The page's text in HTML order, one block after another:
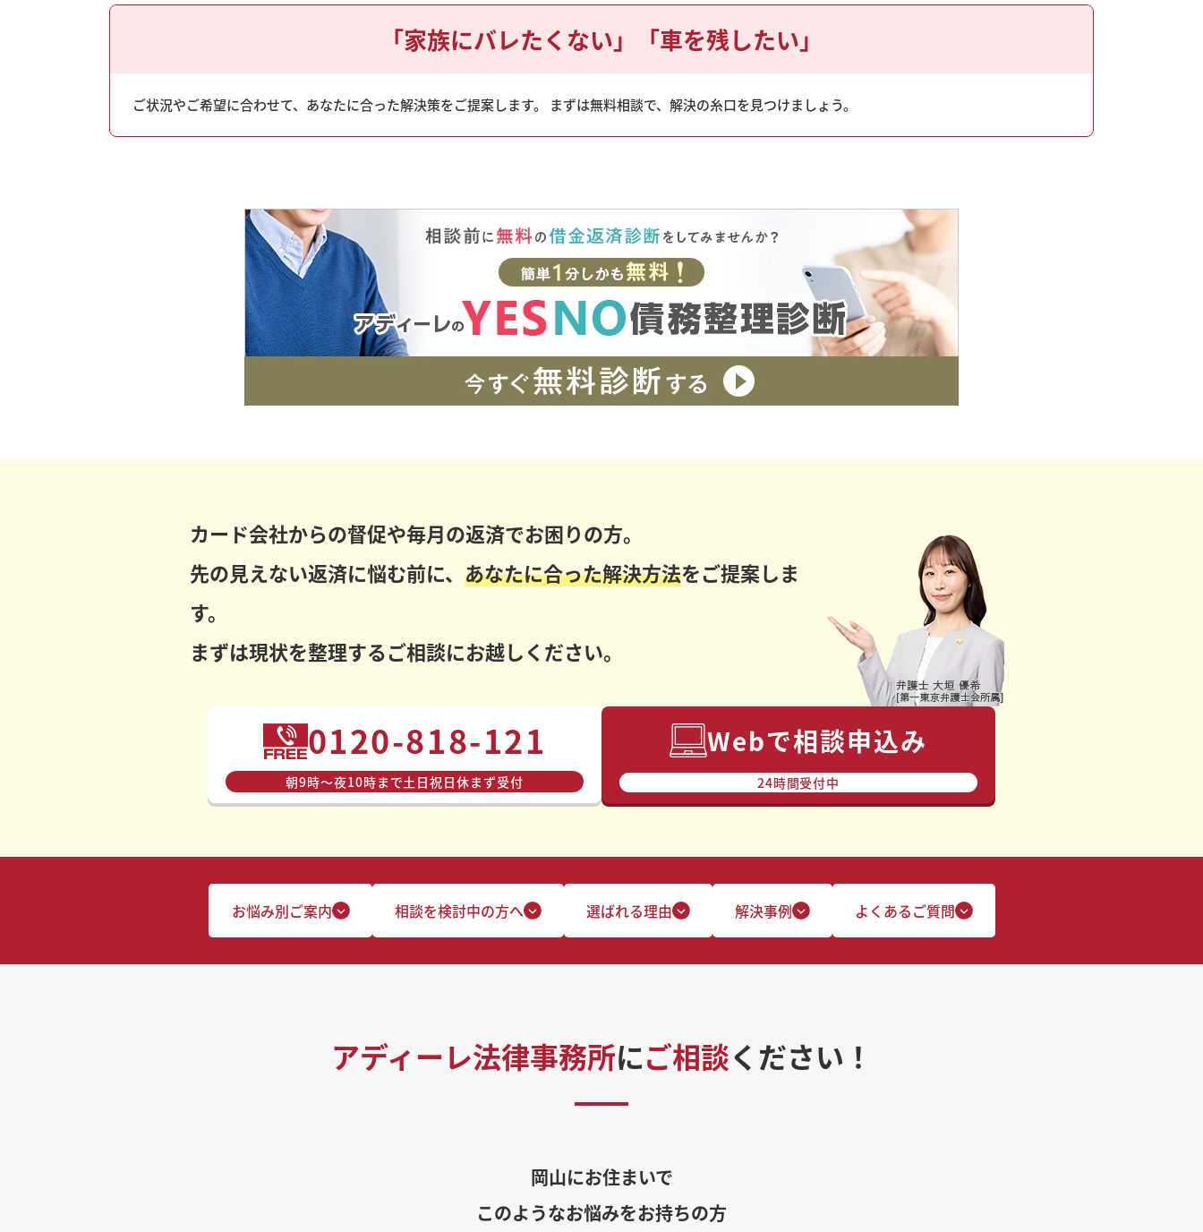
「家族にバレたくない」 「車を残したい」
ご状況やご希望に合わせて、あなたに合った解決策をご提案します。 まずは無料相談で、解決の糸口を見つけましょう。
カード会社からの督促や毎月の返済でお困りの方。
先の見えない返済に悩む前に、 あなたに合った解決方法をご提案しま
す。
まずは現状を整理するご相談にお越しください。
0120-818-121
朝9時〜夜10時まで⼟⽇祝⽇休まず受付
Webで相談申込み
24時間受付中
お悩み別ご案内 相談を検討中の方へ 選ばれる理由 解決事例 よくあるご質問
アディーレ法律事務所にご相談ください！
岡山にお住まいで
このようなお悩みをお持ちの方